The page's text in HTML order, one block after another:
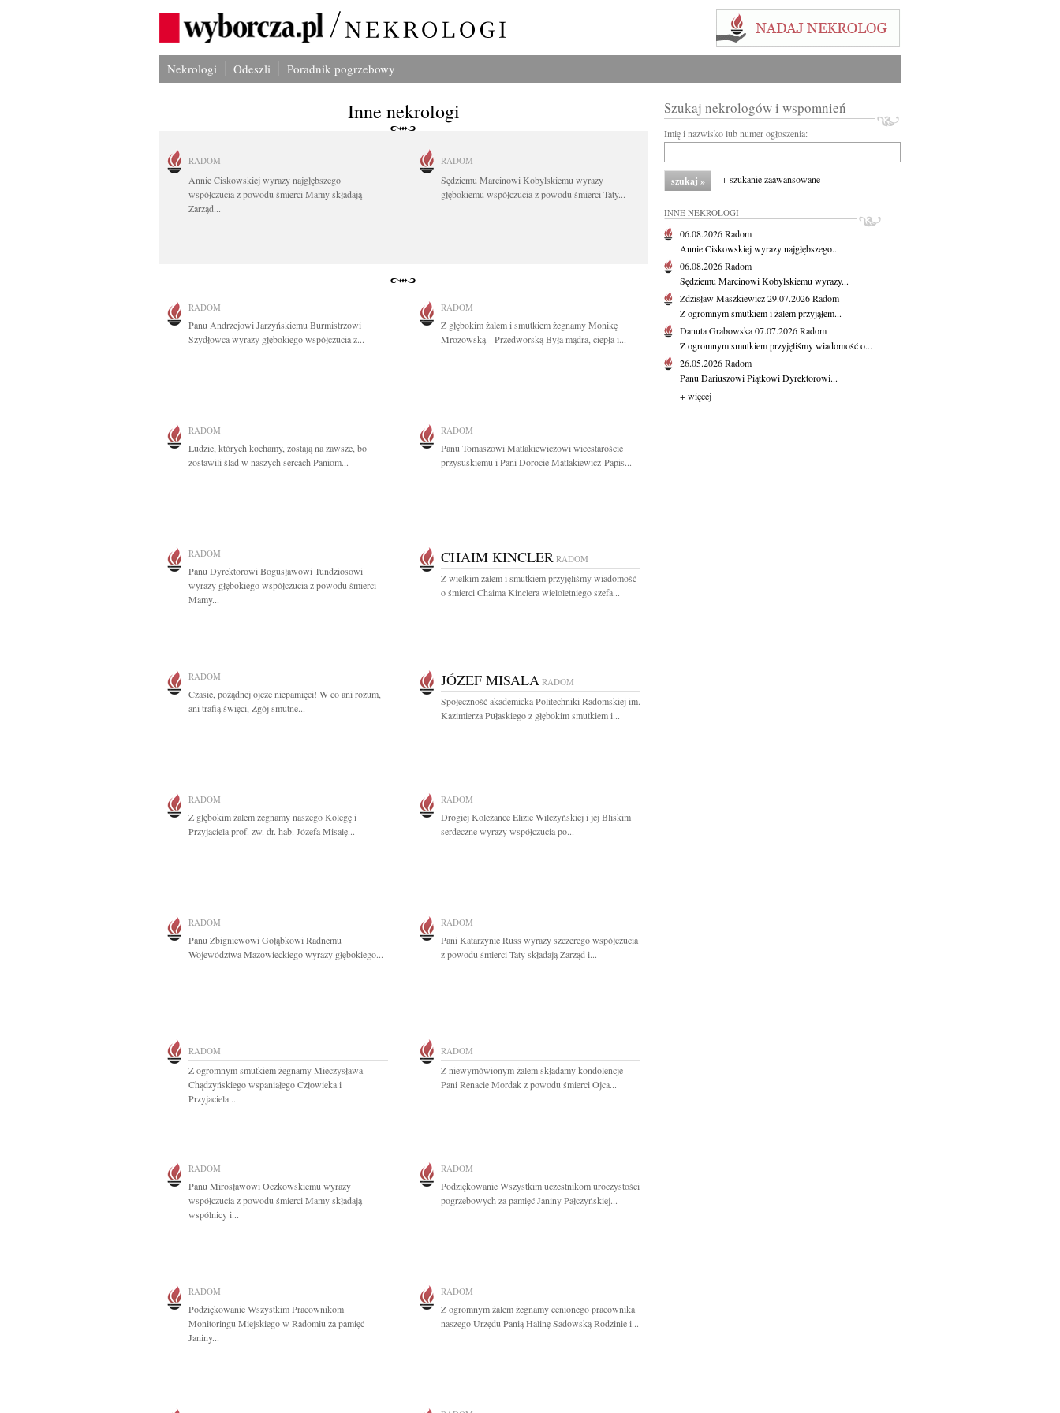
Nekrologi Odeszli Poradnik pogrzebowy
Inne nekrologi
RADOM
Annie Ciskowskiej wyrazy najgłębszego
współczucia z powodu śmierci Mamy składają
Zarząd...
RADOM
Sędziemu Marcinowi Kobylskiemu wyrazy
głębokiemu współczucia z powodu śmierci Taty...
RADOM
Panu Andrzejowi Jarzyńskiemu Burmistrzowi
Szydłowca wyrazy głębokiego współczucia z...
RADOM
Z głębokim żalem i smutkiem żegnamy Monikę
Mrozowską- -Przedworską Była mądra, ciepła i...
RADOM
Ludzie, których kochamy, zostają na zawsze, bo
zostawili ślad w naszych sercach Paniom...
RADOM
Panu Tomaszowi Matlakiewiczowi wicestaroście
przysuskiemu i Pani Dorocie Matlakiewicz-Papis...
RADOM
Panu Dyrektorowi Bogusławowi Tundziosowi
wyrazy głębokiego współczucia z powodu śmierci
Mamy...
CHAIM KINCLER RADOM
Z wielkim żalem i smutkiem przyjęliśmy wiadomość
o śmierci Chaima Kinclera wieloletniego szefa...
RADOM
Czasie, pożądnej ojcze niepamięci! W co ani rozum,
ani trafią święci, Zgój smutne...
JÓZEF MISALA RADOM
Społeczność akademicka Politechniki Radomskiej im.
Kazimierza Pułaskiego z głębokim smutkiem i...
RADOM
Z głębokim żalem żegnamy naszego Kolegę i
Przyjaciela prof. zw. dr. hab. Józefa Misalę...
RADOM
Drogiej Koleżance Elizie Wilczyńskiej i jej Bliskim
serdeczne wyrazy współczucia po...
RADOM
Panu Zbigniewowi Gołąbkowi Radnemu
Województwa Mazowieckiego wyrazy głębokiego...
RADOM
Pani Katarzynie Russ wyrazy szczerego współczucia
z powodu śmierci Taty składają Zarząd i...
RADOM
Z ogromnym smutkiem żegnamy Mieczysława
Chądzyńskiego wspaniałego Człowieka i
Przyjaciela...
RADOM
Z niewymówionym żalem składamy kondolencje
Pani Renacie Mordak z powodu śmierci Ojca...
RADOM
Panu Mirosławowi Oczkowskiemu wyrazy
współczucia z powodu śmierci Mamy składają
wspólnicy i...
RADOM
Podziękowanie Wszystkim uczestnikom uroczystości
pogrzebowych za pamięć Janiny Pałczyńskiej...
RADOM
Podziękowanie Wszystkim Pracownikom
Monitoringu Miejskiego w Radomiu za pamięć
Janiny...
RADOM
Z ogromnym żalem żegnamy cenionego pracownika
naszego Urzędu Panią Halinę Sadowską Rodzinie i...
Szukaj nekrologów i wspomnień
Imię i nazwisko lub numer ogłoszenia:
+ szukanie zaawansowane
INNE NEKROLOGI
06.08.2026Radom
Annie Ciskowskiej wyrazy najgłębszego...
06.08.2026Radom
Sędziemu Marcinowi Kobylskiemu wyrazy...
Zdzisław Maszkiewicz29.07.2026Radom
Z ogromnym smutkiem i żalem przyjąłem...
Danuta Grabowska07.07.2026Radom
Z ogromnym smutkiem przyjęliśmy wiadomość o...
26.05.2026Radom
Panu Dariuszowi Piątkowi Dyrektorowi...
+ więcej